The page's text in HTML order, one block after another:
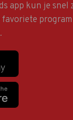
app kun je snel